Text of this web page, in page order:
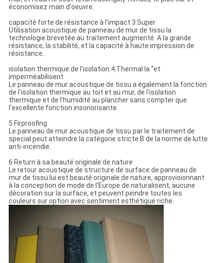
économisez main d'oeuvre.
capacité forte de résistance à l'impact 3.Super
Utilisation acoustique de panneau de mur de tissu la
technologie brevetée au traitement augmenté. A la grande
résistance, la stabilité, et la capacité à haute impression de
résistance.
isolation thermique de l'isolation 4.Thermal la “et
imperméabilisent
Le panneau de mur acoustique de tissu a également la fonction
de l'isolation thermique au toit et au mur, de l'isolation
thermique et de l'humidité au plancher sans compter que
l'excellente fonction insonorisante.
5.Firproofing
Le panneau de mur acoustique de tissu par le traitement de
special peut atteindre la catégorie stricte B de la norme de lutte
anti-incendie.
6.Return à sa beauté originale de nature
Le retour acoustique de structure de surface de panneau de
mur de tissu lui est beauté originale de nature, approvisionnant
à la conception de mode de l'Europe de naturalisent, aucune
décoration sur la surface, et peuvent peindre toutes les
couleurs sur option avec sentiment esthétique riche.